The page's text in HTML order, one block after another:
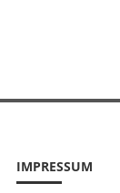
IMPRESSUM